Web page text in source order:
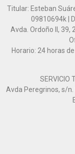
Titular: Esteban
09810694k |
Avda. Ordoño II, 39,
Horario: 24 horas
SERVICIO
Avda Peregrinos, s/n.